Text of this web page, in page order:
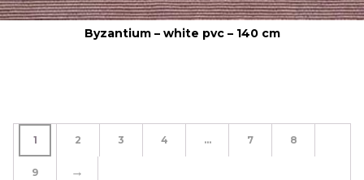
Byzantium – white pvc – 140 cm
1 2 3 4 … 7 8
9 →